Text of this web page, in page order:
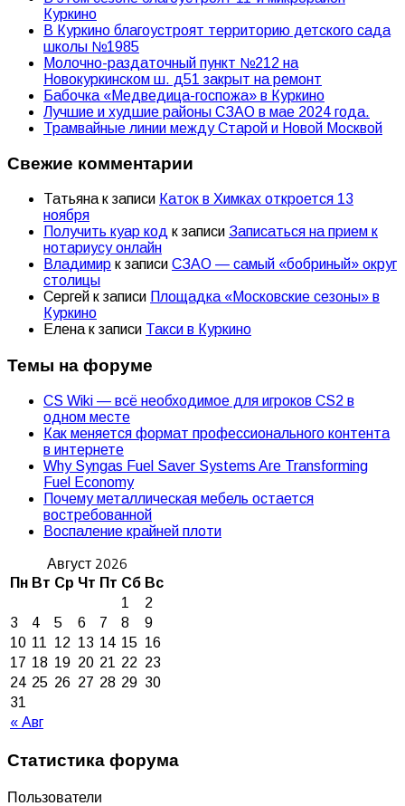
Куркино
В Куркино благоустроят территорию детского сада
школы №1985
Молочно-раздаточный пункт №212 на
Новокуркинском ш. д51 закрыт на ремонт
Бабочка «Медведица-госпожа» в Куркино
Лучшие и худшие районы СЗАО в мае 2024 года.
Трамвайные линии между Старой и Новой Москвой
Свежие комментарии
Татьяна к записи Каток в Химках откроется 13
ноября
Получить куар код к записи Записаться на прием к
нотариусу онлайн
Владимир к записи СЗАО — самый «бобриный» округ
столицы
Сергей к записи Площадка «Московские сезоны» в
Куркино
Елена к записи Такси в Куркино
Темы на форуме
CS Wiki — всё необходимое для игроков CS2 в
одном месте
Как меняется формат профессионального контента
в интернете
Why Syngas Fuel Saver Systems Are Transforming
Fuel Economy
Почему металлическая мебель остается
востребованной
Воспаление крайней плоти
Август 2026
Пн Вт Ср Чт Пт Сб Вс
« Авг
1
2
3
4 5 6 7 8
9
10 11 12 13 14 15 16
17 18 19 20 21 22 23
24 25 26 27 28 29 30
31
Статистика форума
Пользователи